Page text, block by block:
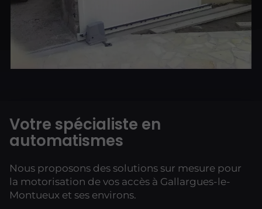
Votre spécialiste en
automatismes
Nous proposons des solutions sur mesure pour
la motorisation de vos accès à Gallargues-le-
Montueux et ses environs.